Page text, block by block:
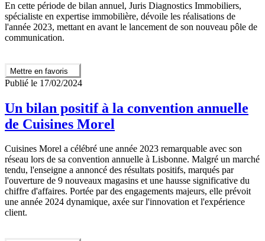
En cette période de bilan annuel, Juris Diagnostics Immobiliers,
spécialiste en expertise immobilière, dévoile les réalisations de
l'année 2023, mettant en avant le lancement de son nouveau pôle de
communication.
Mettre en favoris
Publié le 17/02/2024
Un bilan positif à la convention annuelle
de Cuisines Morel
Cuisines Morel a célébré une année 2023 remarquable avec son
réseau lors de sa convention annuelle à Lisbonne. Malgré un marché
tendu, l'enseigne a annoncé des résultats positifs, marqués par
l'ouverture de 9 nouveaux magasins et une hausse significative du
chiffre d'affaires. Portée par des engagements majeurs, elle prévoit
une année 2024 dynamique, axée sur l'innovation et l'expérience
client.